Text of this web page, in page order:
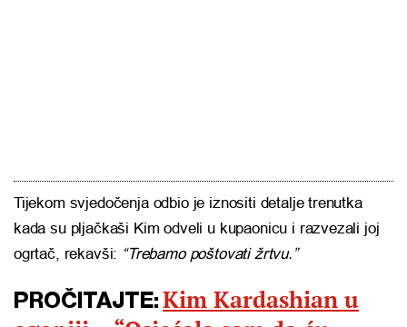
Tijekom svjedočenja odbio je iznositi detalje trenutka
kada su pljačkaši Kim odveli u kupaonicu i razvezali joj
ogrtač, rekavši: “Trebamo poštovati žrtvu.”
PROČITAJTE:Kim Kardashian u